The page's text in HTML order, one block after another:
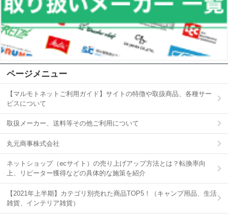
ページメニュー
【マルモトネットご利用ガイド】サイトの特徴や取扱商品、各種サー
ビスについて
取扱メーカー、送料等その他ご利用について
丸元商事株式会社
ネットショップ（ecサイト）の売り上げアップ方法とは？転換率向
上、リピーター獲得などの具体的な施策を紹介
【2021年上半期】カテゴリ別売れた商品TOP5！（キャンプ用品、生活
雑貨、インテリア雑貨）